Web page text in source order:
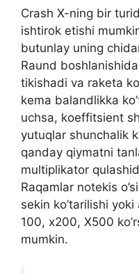
Crash X-ning bir
ishtirok etishi
butunlay uning
Raund
tikishadi va raketa
kema balandlikka
uchsa, koeffitsient
yutuqlar shunchalik
qanday qiymatni
multiplikator
Raqamlar notekis
sekin ko’tarilishi
100, x200, X500
mumkin.